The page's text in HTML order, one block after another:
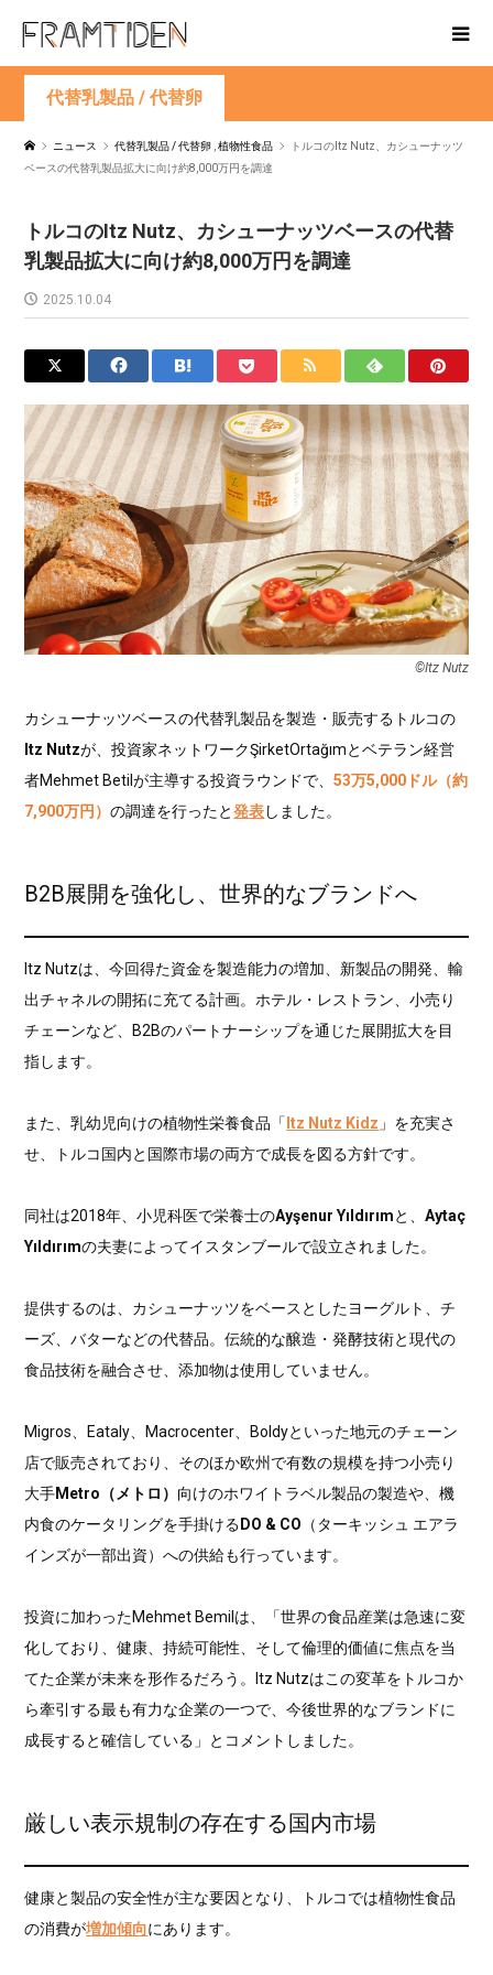
代替乳製品 / 代替卵
ニュース 代替乳製品 / 代替卵 ,植物性食品
トルコのItz Nutz、カシューナッツ
ベースの代替乳製品拡大に向け約8,000万円を調達
トルコのItz Nutz、カシューナッツベースの代替
乳製品拡大に向け約8,000万円を調達
2025.10.04
©Itz Nutz
カシューナッツベースの代替乳製品を製造・販売するトルコの
Itz Nutzが、投資家ネットワークŞirketOrtağımとベテラン経営
者Mehmet Betilが主導する投資ラウンドで、53万5,000ドル（約
7,900万円）の調達を行ったと発表しました。
B2B展開を強化し、世界的なブランドへ
Itz Nutzは、今回得た資金を製造能力の増加、新製品の開発、輸
出チャネルの開拓に充てる計画。ホテル・レストラン、小売り
チェーンなど、B2Bのパートナーシップを通じた展開拡大を目
指します。
また、乳幼児向けの植物性栄養食品「 Itz Nutz Kidz 」を充実さ
せ、トルコ国内と国際市場の両方で成長を図る方針です。
同社は2018年、小児科医で栄養士のAyşenur Yıldırımと、Aytaç
Yıldırımの夫妻によってイスタンブールで設立されました。
提供するのは、カシューナッツをベースとしたヨーグルト、チ
ーズ、バターなどの代替品。伝統的な醸造・発酵技術と現代の
食品技術を融合させ、添加物は使用していません。
Migros、Eataly、Macrocenter、Boldyといった地元のチェーン
店で販売されており、そのほか欧州で有数の規模を持つ小売り
大手Metro（メトロ） 向けのホワイトラベル製品の製造や、機
内食のケータリングを手掛ける DO & CO （ターキッシュ エアラ
インズが一部出資）への供給も行っています。
投資に加わったMehmet Bemilは、「世界の食品産業は急速に変
化しており、健康、持続可能性、そして倫理的価値に焦点を当
てた企業が未来を形作るだろう。Itz Nutzはこの変革をトルコか
ら牽引する最も有力な企業の一つで、今後世界的なブランドに
成長すると確信している」とコメントしました。
厳しい表示規制の存在する国内市場
健康と製品の安全性が主な要因となり、トルコでは植物性食品
の消費が増加傾向にあります。